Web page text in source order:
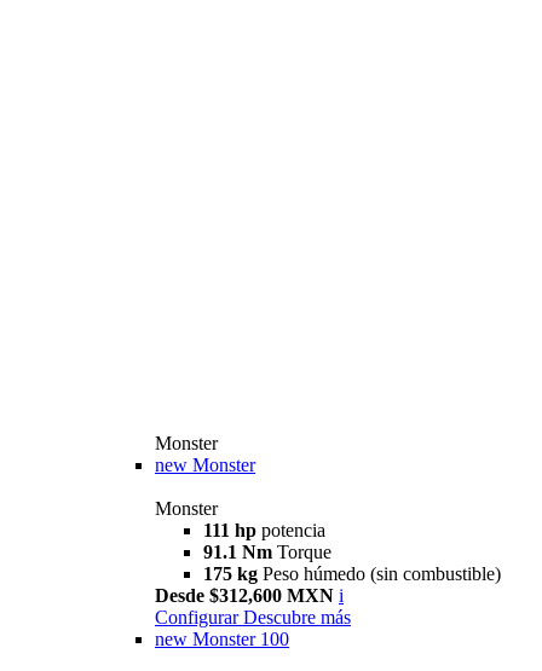
Monster
new Monster
Monster
111 hp potencia
91.1 Nm Torque
175 kg Peso húmedo (sin combustible)
Desde $312,600 MXN i
Configurar Descubre más
new Monster 100